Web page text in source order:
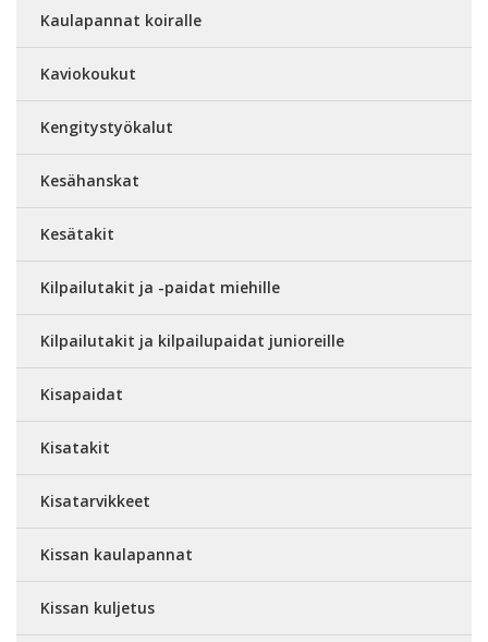
Kaulapannat koiralle
Kaviokoukut
Kengitystyökalut
Kesähanskat
Kesätakit
Kilpailutakit ja -paidat miehille
Kilpailutakit ja kilpailupaidat junioreille
Kisapaidat
Kisatakit
Kisatarvikkeet
Kissan kaulapannat
Kissan kuljetus